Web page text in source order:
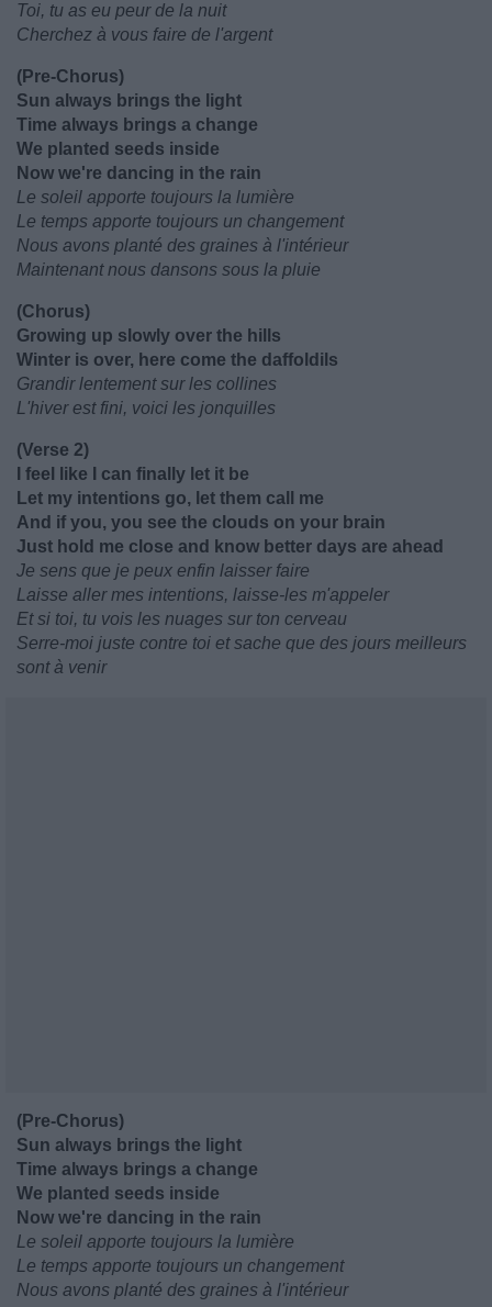
Toi, tu as eu peur de la nuit
Cherchez à vous faire de l'argent
(Pre-Chorus)
Sun always brings the light
Time always brings a change
We planted seeds inside
Now we're dancing in the rain
Le soleil apporte toujours la lumière
Le temps apporte toujours un changement
Nous avons planté des graines à l'intérieur
Maintenant nous dansons sous la pluie
(Chorus)
Growing up slowly over the hills
Winter is over, here come the daffoldils
Grandir lentement sur les collines
L'hiver est fini, voici les jonquilles
(Verse 2)
I feel like I can finally let it be
Let my intentions go, let them call me
And if you, you see the clouds on your brain
Just hold me close and know better days are ahead
Je sens que je peux enfin laisser faire
Laisse aller mes intentions, laisse-les m'appeler
Et si toi, tu vois les nuages ​​sur ton cerveau
Serre-moi juste contre toi et sache que des jours meilleurs
sont à venir
(Pre-Chorus)
Sun always brings the light
Time always brings a change
We planted seeds inside
Now we're dancing in the rain
Le soleil apporte toujours la lumière
Le temps apporte toujours un changement
Nous avons planté des graines à l'intérieur